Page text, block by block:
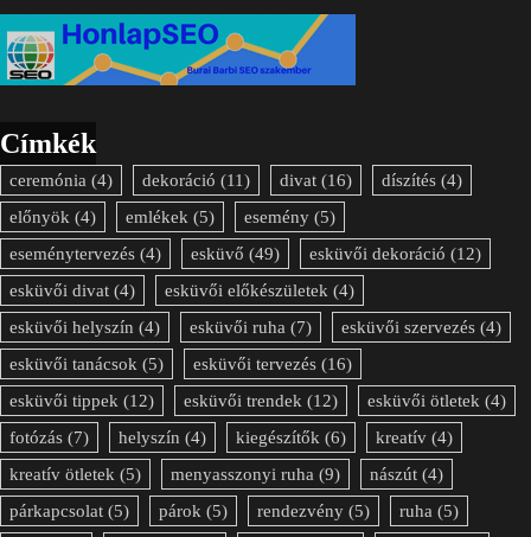
Címkék
ceremónia (4) dekoráció (11) divat (16) díszítés (4)
előnyök (4) emlékek (5) esemény (5)
eseménytervezés (4) esküvő (49) esküvői dekoráció (12)
esküvői divat (4) esküvői előkészületek (4)
esküvői helyszín (4) esküvői ruha (7) esküvői szervezés (4)
esküvői tanácsok (5) esküvői tervezés (16)
esküvői tippek (12) esküvői trendek (12) esküvői ötletek (4)
fotózás (7) helyszín (4) kiegészítők (6) kreatív (4)
kreatív ötletek (5) menyasszonyi ruha (9) nászút (4)
párkapcsolat (5) párok (5) rendezvény (5) ruha (5)